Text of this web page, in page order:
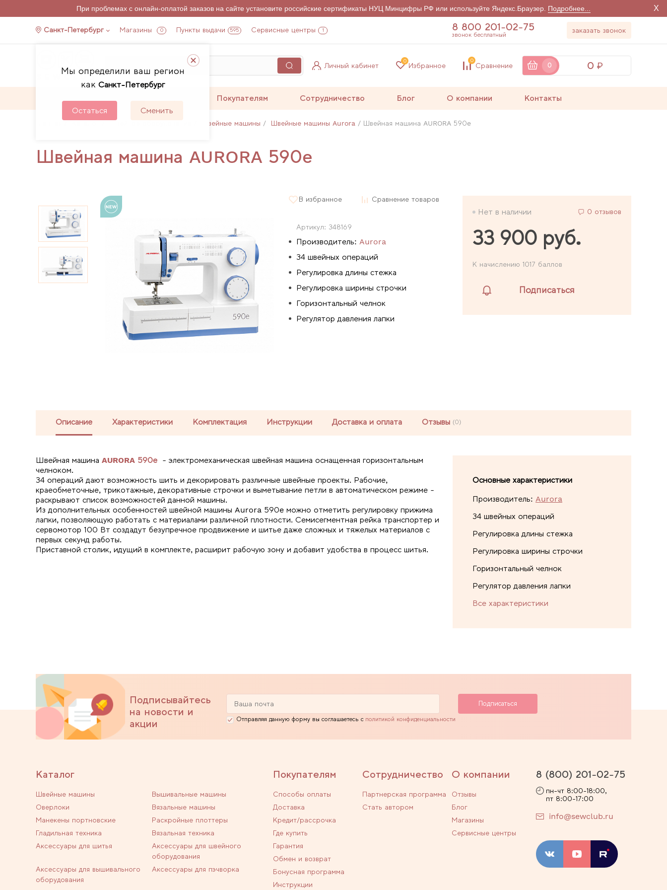
При проблемах с онлайн-оплатой заказов на сайте установите российские сертификаты НУЦ Минцифры РФ или используйте Яндекс.Браузер. Подробнее... X
Санкт-Петербург Магазины 0 Пункты выдачи 595 Сервисные центры 1
Мы определили ваш регион
как Санкт-Петербург
Остаться Сменить
8 800 201-02-75
звонок бесплатный
заказать звонок
Личный кабинет Избранное
0
Сравнение
0
0 0
Покупателям Сотрудничество Блог О компании Контакты
Каталог Швейное оборудование Швейные машины Швейные машины Aurora Швейная машина AURORA 590e
Швейная машина AURORA 590e
В избранное Сравнение товаров
Артикул: 348169
Производитель: Aurora
34 швейных операций
Регулировка длины стежка
Регулировка ширины строчки
Горизонтальный челнок
Регулятор давления лапки
Нет в наличии 0 отзывов
33 900 руб.
К начислению 1017 баллов
Подписаться
Описание Характеристики Комплектация Инструкции Доставка и оплата Отзывы (0)
Швейная машина AURORA 590е - электромеханическая швейная машина оснащенная горизонтальным
челноком.
34 операций дают возможность шить и декорировать различные швейные проекты. Рабочие,
краеобметочные, трикотажные, декоративные строчки и выметывание петли в автоматическом режиме -
раскрывают список возможностей данной машины.
Из дополнительных особенностей швейной машины Aurora 590e можно отметить регулировку прижима
лапки, позволяющую работать с материалами различной плотности. Семисегментная рейка транспортер и
сервомотор 100 Вт создадут безупречное продвижение и шитье даже сложных и тяжелых материалов с
первых секунд работы.
Приставной столик, идущий в комплекте, расширит рабочую зону и добавит удобства в процесс шитья.
Основные характеристики
Производитель: Aurora
34 швейных операций
Регулировка длины стежка
Регулировка ширины строчки
Горизонтальный челнок
Регулятор давления лапки
Все характеристики
Подписывайтесь
на новости и
акции
Отправляя данную форму вы соглашаетесь с политикой конфиденциальности
Каталог
Швейные машины
Вышивальные машины
Оверлоки
Вязальные машины
Манекены портновские
Раскройные плоттеры
Гладильная техника
Вязальная техника
Аксессуары для шитья
Аксессуары для швейного
оборудования
Аксессуары для вышивального
оборудования
Аксессуары для пэчворка
Покупателям
Способы оплаты
Доставка
Кредит/рассрочка
Где купить
Гарантия
Обмен и возврат
Бонусная программа
Инструкции
Сотрудничество
Партнерская программа
Стать автором
О компании
Отзывы
Блог
Магазины
Сервисные центры
8 (800) 201-02-75
пн-чт 8:00-18:00,
пт 8:00-17:00
info@sewclub.ru